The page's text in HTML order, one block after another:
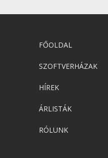
FŐOLDAL
SZOFTVERHÁZAK
HÍREK
ÁRLISTÁK
RÓLUNK